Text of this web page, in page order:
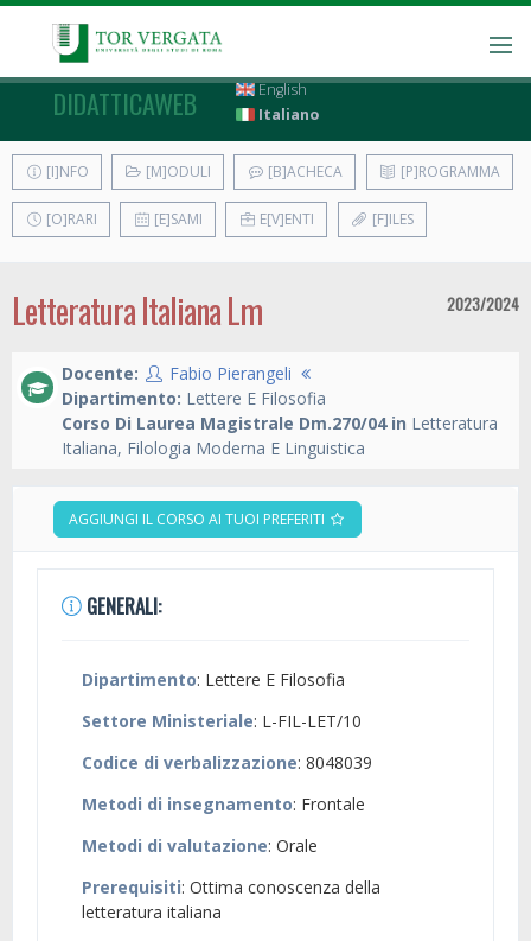
DIDATTICAWEB
English
Italiano
[I]NFO [M]ODULI [B]ACHECA [P]ROGRAMMA
[O]RARI [E]SAMI E[V]ENTI [F]ILES
Letteratura Italiana Lm 2023/2024
Docente:
Fabio Pierangeli
Dipartimento: Lettere E Filosofia
Corso Di Laurea Magistrale Dm.270/04 in Letteratura
Italiana, Filologia Moderna E Linguistica
AGGIUNGI IL CORSO AI TUOI PREFERITI
GENERALI:
Dipartimento: Lettere E Filosofia
Settore Ministeriale: L-FIL-LET/10
Codice di verbalizzazione: 8048039
Metodi di insegnamento: Frontale
Metodi di valutazione: Orale
Prerequisiti: Ottima conoscenza della
letteratura italiana